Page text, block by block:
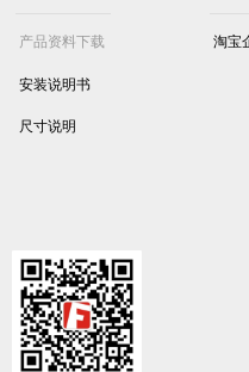
淘宝
产品资料下载
尺寸说明
安装说明书